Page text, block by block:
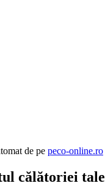
de pe peco-online.ro
călătoriei tale